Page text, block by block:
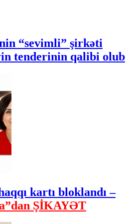
“sevimli” şirkəti
tenderinin qalibi olub
kartı bloklandı –
ŞİKAYƏT